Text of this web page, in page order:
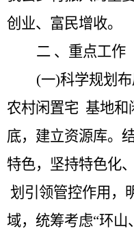
创业、富民增收。
二 、重点工作
(一)科学规划布
农村闲置宅 基地和
底，建立资源库。
特色，坚持特色化
划引领管控作用，
域，统筹考虑“环山